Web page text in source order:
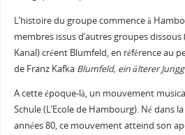
L’histoire du groupe commence à
membres issus d’autres groupes
Kanal) créent Blumfeld, en référence au
de Franz Kafka Blumfeld, ein älterer
A cette époque-là, un mouvement
Schule (L’Ecole de Hambourg). Né dans
années 80, ce mouvement atteind son